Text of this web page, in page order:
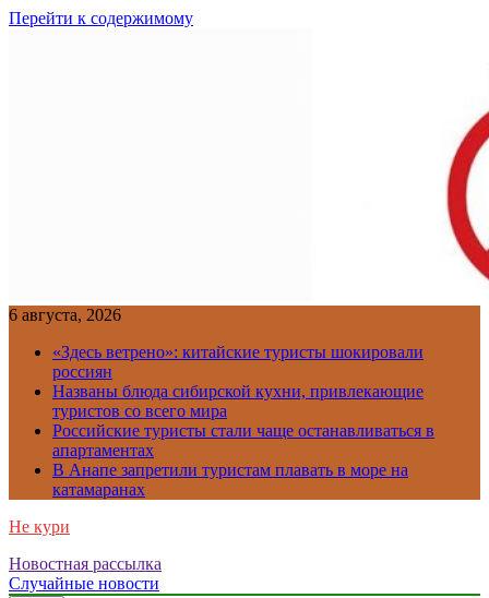
Перейти к содержимому
6 августа, 2026
«Здесь ветрено»: китайские туристы шокировали
россиян
Названы блюда сибирской кухни, привлекающие
туристов со всего мира
Российские туристы стали чаще останавливаться в
апартаментах
В Анапе запретили туристам плавать в море на
катамаранах
Не кури
Новостная рассылка
Случайные новости